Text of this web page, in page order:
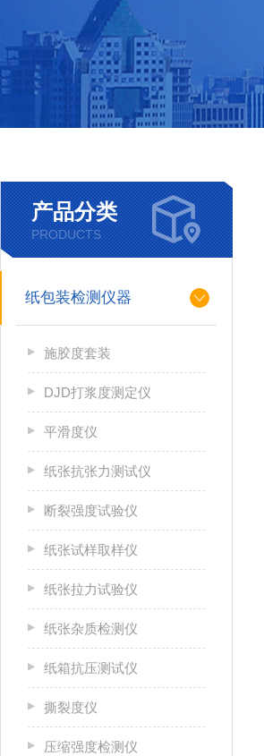
产品分类
PRODUCTS
纸包装检测仪器
施胶度套装
DJD打浆度测定仪
平滑度仪
纸张抗张力测试仪
断裂强度试验仪
纸张试样取样仪
纸张拉力试验仪
纸张杂质检测仪
纸箱抗压测试仪
撕裂度仪
压缩强度检测仪